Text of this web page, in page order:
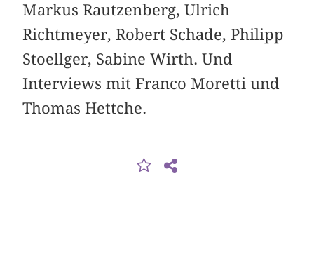
Markus Rautzenberg, Ulrich
Richtmeyer, Robert Schade, Philipp
Stoellger, Sabine Wirth. Und
Interviews mit Franco Moretti und
Thomas Hettche.